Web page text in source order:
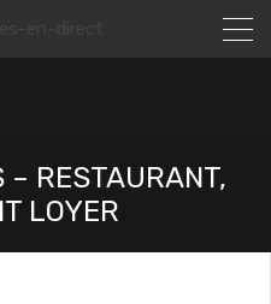
– RESTAURANT,
LOYER